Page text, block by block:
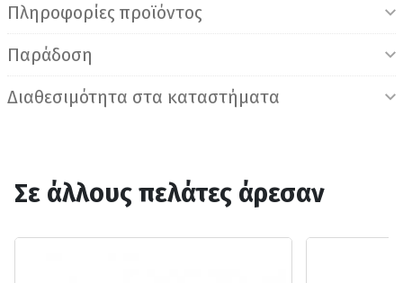
Πληροφορίες προϊόντος
Παράδοση
Διαθεσιμότητα στα καταστήματα
Σε άλλους πελάτες άρεσαν